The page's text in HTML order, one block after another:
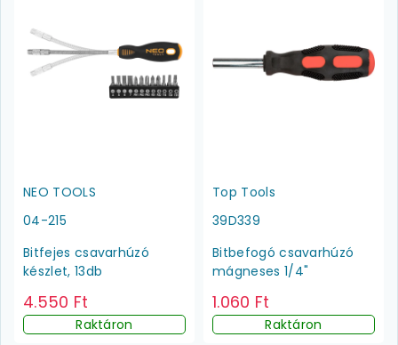
NEO TOOLS
04-215
Bitfejes csavarhúzó
készlet, 13db
4.550 Ft
Raktáron
Top Tools
39D339
Bitbefogó csavarhúzó
mágneses 1/4"
1.060 Ft
Raktáron